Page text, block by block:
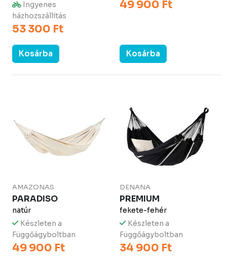
Ingyenes
házhozszállítás
53 300 Ft
Kosárba
49 900 Ft
Kosárba
AMAZONAS
PARADISO
natúr
Készleten a
Függőágyboltban
49 900 Ft
DENANA
PREMIUM
fekete-fehér
Készleten a
Függőágyboltban
34 900 Ft